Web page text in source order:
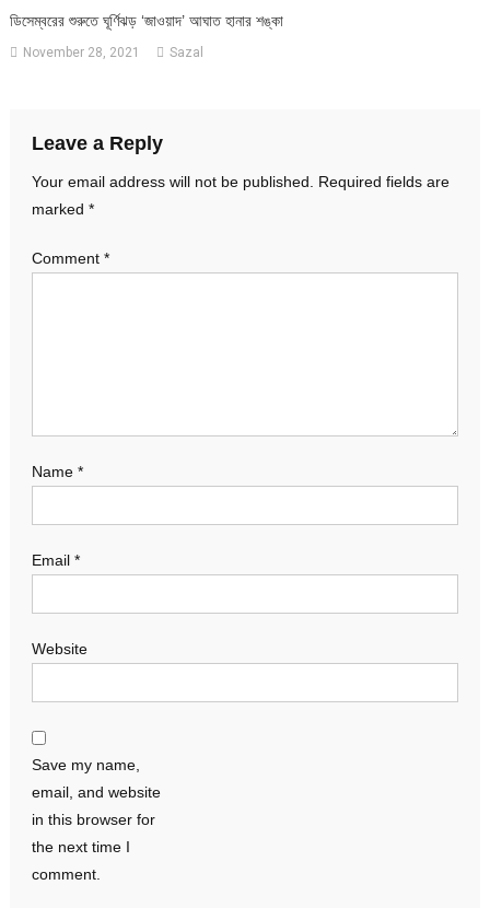
ডিসেম্বরের শুরুতে ঘূর্ণিঝড় ‘জাওয়াদ’ আঘাত হানার শঙ্কা
November 28, 2021 Sazal
Leave a Reply
Your email address will not be published.
Required fields are
marked *
Comment *
Name *
Email *
Website
Save my name,
email, and website
in this browser for
the next time I
comment.